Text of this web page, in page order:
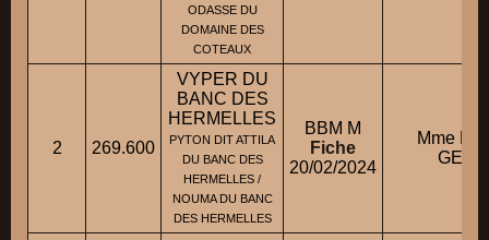
ODASSE DU
DOMAINE DES
COTEAUX
2 269.600
VYPER DU
BANC DES
HERMELLES
PYTON DIT ATTILA
DU BANC DES
HERMELLES /
NOUMA DU BANC
DES HERMELLES
BBM M
Fiche
20/02/2024
Mme